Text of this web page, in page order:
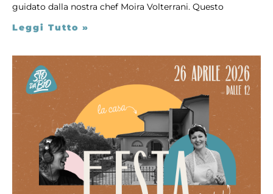
guidato dalla nostra chef Moira Volterrani. Questo
Leggi Tutto »